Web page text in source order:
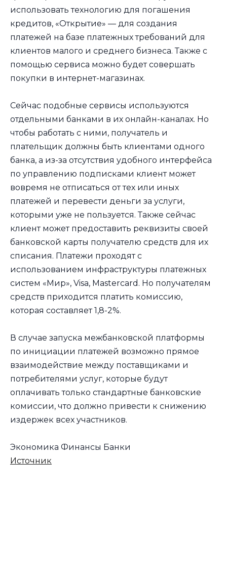
использовать технологию для погашения
кредитов, «Открытие» — для создания
платежей на базе платежных требований для
клиентов малого и среднего бизнеса. Также с
помощью сервиса можно будет совершать
покупки в интернет-магазинах.
Сейчас подобные сервисы используются
отдельными банками в их онлайн-каналах. Но
чтобы работать с ними, получатель и
плательщик должны быть клиентами одного
банка, а из-за отсутствия удобного интерфейса
по управлению подписками клиент может
вовремя не отписаться от тех или иных
платежей и перевести деньги за услуги,
которыми уже не пользуется. Также сейчас
клиент может предоставить реквизиты своей
банковской карты получателю средств для их
списания. Платежи проходят с
использованием инфраструктуры платежных
систем «Мир», Visa, Mastercard. Но получателям
средств приходится платить комиссию,
которая составляет 1,8-2%.
В случае запуска межбанковской платформы
по инициации платежей возможно прямое
взаимодействие между поставщиками и
потребителями услуг, которые будут
оплачивать только стандартные банковские
комиссии, что должно привести к снижению
издержек всех участников.
Экономика Финансы Банки
Источник